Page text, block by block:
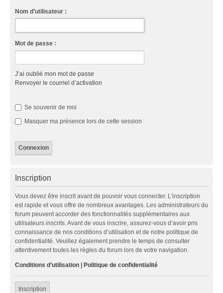
Nom d’utilisateur :
Mot de passe :
J’ai oublié mon mot de passe
Renvoyer le courriel d’activation
Se souvenir de moi
Masquer ma présence lors de cette session
Inscription
Vous devez être inscrit avant de pouvoir vous connecter. L’inscription
est rapide et vous offre de nombreux avantages. Les administrateurs du
forum peuvent accorder des fonctionnalités supplémentaires aux
utilisateurs inscrits. Avant de vous inscrire, assurez-vous d’avoir pris
connaissance de nos conditions d’utilisation et de notre politique de
confidentialité. Veuillez également prendre le temps de consulter
attentivement toutes les règles du forum lors de votre navigation.
Conditions d’utilisation | Politique de confidentialité
Inscription